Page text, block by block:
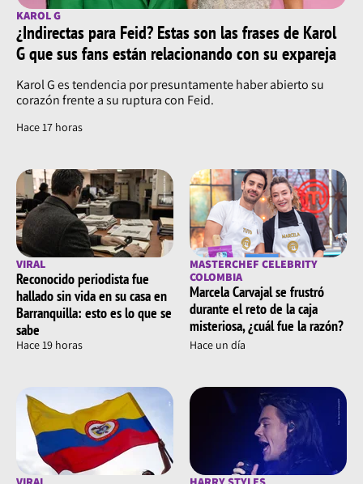
KAROL G
¿Indirectas para Feid? Estas son las frases de Karol
G que sus fans están relacionando con su expareja
Karol G es tendencia por presuntamente haber abierto su
corazón frente a su ruptura con Feid.
Hace 17 horas
VIRAL
Reconocido periodista fue
hallado sin vida en su casa en
Barranquilla: esto es lo que se
sabe
Hace 19 horas
MASTERCHEF CELEBRITY
COLOMBIA
Marcela Carvajal se frustró
durante el reto de la caja
misteriosa, ¿cuál fue la razón?
Hace un día